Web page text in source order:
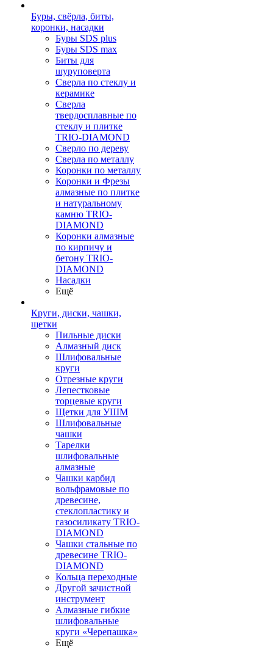
Буры, свёрла, биты,
коронки, насадки
Буры SDS plus
Буры SDS max
Биты для
шуруповерта
Сверла по стеклу и
керамике
Сверла
твердосплавные по
стеклу и плитке
TRIO-DIAMOND
Сверло по дереву
Сверла по металлу
Коронки по металлу
Коронки и Фрезы
алмазные по плитке
и натуральному
камню TRIO-
DIAMOND
Коронки алмазные
по кирпичу и
бетону TRIO-
DIAMOND
Насадки
Ещё
Круги, диски, чашки,
щетки
Пильные диски
Алмазный диск
Шлифовальные
круги
Отрезные круги
Лепестковые
торцевые круги
Щетки для УШМ
Шлифовальные
чашки
Тарелки
шлифовальные
алмазные
Чашки карбид
вольфрамовые по
древесине,
стеклопластику и
газосиликату TRIO-
DIAMOND
Чашки стальные по
древесине TRIO-
DIAMOND
Кольца переходные
Другой зачистной
инструмент
Алмазные гибкие
шлифовальные
круги «Черепашка»
Ещё